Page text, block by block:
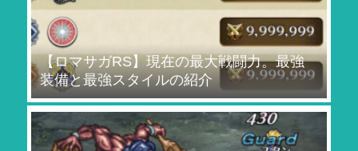
【ロマサガRS】現在の最大戦闘力。最強
装備と最強スタイルの紹介